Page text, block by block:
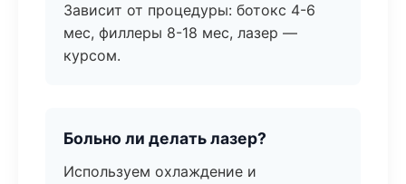
Зависит от процедуры: ботокс 4-6
мес, филлеры 8-18 мес, лазер —
курсом.
Больно ли делать лазер?
Используем охлаждение и